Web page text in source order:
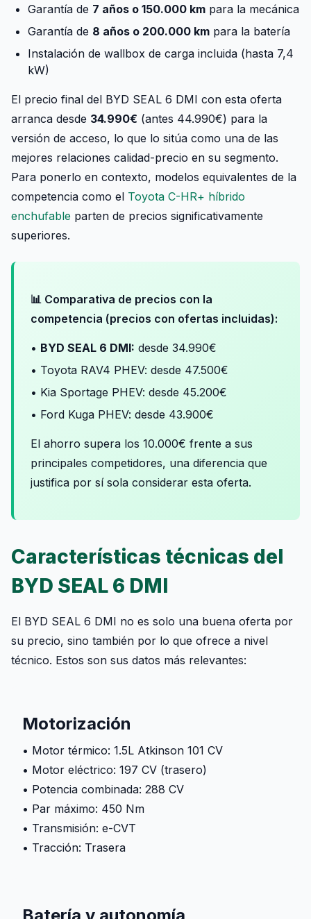
Garantía de 7 años o 150.000 km para la mecánica
Garantía de 8 años o 200.000 km para la batería
Instalación de wallbox de carga incluida (hasta 7,4
kW)
El precio final del BYD SEAL 6 DMI con esta oferta
arranca desde 34.990€ (antes 44.990€) para la
versión de acceso, lo que lo sitúa como una de las
mejores relaciones calidad-precio en su segmento.
Para ponerlo en contexto, modelos equivalentes de la
competencia como el Toyota C-HR+ híbrido
enchufable parten de precios significativamente
superiores.
📊 Comparativa de precios con la
competencia (precios con ofertas incluidas):
• BYD SEAL 6 DMI: desde 34.990€
• Toyota RAV4 PHEV: desde 47.500€
• Kia Sportage PHEV: desde 45.200€
• Ford Kuga PHEV: desde 43.900€
El ahorro supera los 10.000€ frente a sus
principales competidores, una diferencia que
justifica por sí sola considerar esta oferta.
Características técnicas del
BYD SEAL 6 DMI
El BYD SEAL 6 DMI no es solo una buena oferta por
su precio, sino también por lo que ofrece a nivel
técnico. Estos son sus datos más relevantes:
Motorización
• Motor térmico: 1.5L Atkinson 101 CV
• Motor eléctrico: 197 CV (trasero)
• Potencia combinada: 288 CV
• Par máximo: 450 Nm
• Transmisión: e-CVT
• Tracción: Trasera
Batería y autonomía